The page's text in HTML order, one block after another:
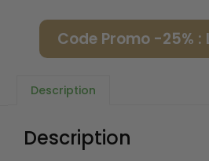
Code Promo -25% :
Description
Description